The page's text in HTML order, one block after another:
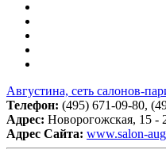
Августина, сеть салонов-
Телефон: (495) 671-09-80,
Адрес: Новорогожская, 15 -
Адрес Сайта: www.salon-